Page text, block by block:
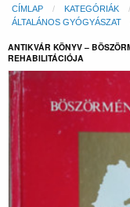
Morzsa
CÍMLAP KATEGÓRIÁK
ÁLTALÁNOS GYÓGYÁSZAT
ANTIKVÁR KÖNYV –
REHABILITÁCIÓJA